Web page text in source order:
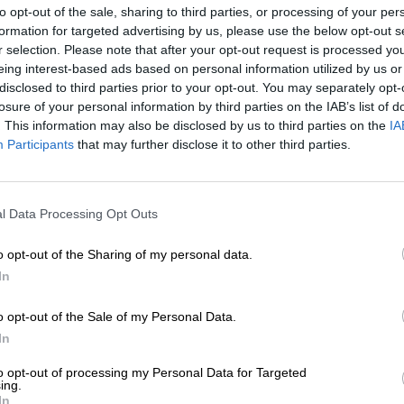
opt-out of the sale, sharing to third parties, or processing of your
for targeted advertising by us, please use the below opt-out
selection. Please note that after your opt-out request is processed
interest-based ads based on personal information utilized by us
to third parties prior to your opt-out. You may separately
of your personal information by third parties on the IAB’s list of
This information may also be disclosed by us to third parties on the
Participants that may further disclose it to other third parties.
Data Processing Opt Outs
opt-out of the Sharing of my personal data.
opt-out of the Sale of my Personal Data.
opt-out of processing my Personal Data for Targeted
nuevas metodologías centradas en el fomento
profesional docente son los objetivos que
políticas centrales del Ejecutivo y del Plan de
incluída en este departamento para disminuir
docentes en la materia tecnológica durante
con 300 millones de euros; lograr la conectividad
transformar el 50% de las aulas en interactivas
el Plan de Modernización de la
oferta de trabajo hasta la fecha 60.000
El objetivo es crear 140.000 más de aquí a
títulos dentro del proceso de actualización del
los procedimientos de acreditación de
su comparecencia sin agradecer a
esfuerzos para garantizar la educación a
por la pandemia. En la reunión también